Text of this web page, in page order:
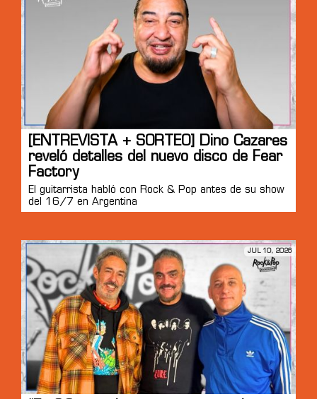
[ENTREVISTA + SORTEO] Dino Cazares
reveló detalles del nuevo disco de Fear
Factory
El guitarrista habló con Rock & Pop antes de su show
del 16/7 en Argentina
JUL 10, 2026